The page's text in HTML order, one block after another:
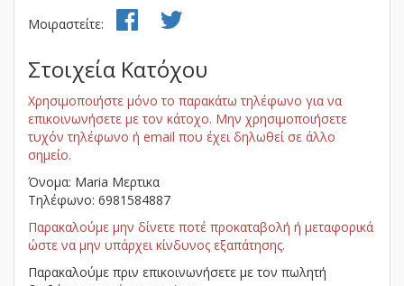
Μοιραστείτε:
Στοιχεία Κατόχου
Χρησιμοποιήστε μόνο το παρακάτω τηλέφωνο για να
επικοινωνήσετε με τον κάτοχο. Μην χρησιμοποιήσετε
τυχόν τηλέφωνο ή email που έχει δηλωθεί σε άλλο
σημείο.
Όνομα: Maria Μερτικα
Τηλέφωνο: 6981584887
Παρακαλούμε μην δίνετε ποτέ προκαταβολή ή μεταφορικά
ώστε να μην υπάρχει κίνδυνος εξαπάτησης.
Παρακαλούμε πριν επικοινωνήσετε με τον πωλητή